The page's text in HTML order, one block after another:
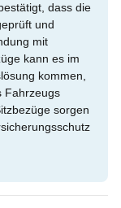
dass die
und
mit
kann es im
kommen,
Fahrzeugs
sorgen